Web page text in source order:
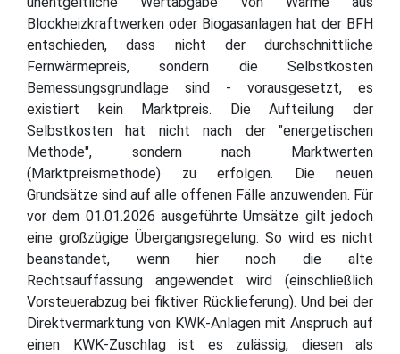
Blockheizkraftwerken oder Biogasanlagen hat der BFH
entschieden, dass nicht der durchschnittliche
Fernwärmepreis, sondern die Selbstkosten
Bemessungsgrundlage sind - vorausgesetzt, es
existiert kein Marktpreis. Die Aufteilung der
Selbstkosten hat nicht nach der "energetischen
Methode", sondern nach Marktwerten
(Marktpreismethode) zu erfolgen. Die neuen
Grundsätze sind auf alle offenen Fälle anzuwenden. Für
vor dem 01.01.2026 ausgeführte Umsätze gilt jedoch
eine großzügige Übergangsregelung: So wird es nicht
beanstandet, wenn hier noch die alte
Rechtsauffassung angewendet wird (einschließlich
Vorsteuerabzug bei fiktiver Rücklieferung). Und bei der
Direktvermarktung von KWK-Anlagen mit Anspruch auf
einen KWK-Zuschlag ist es zulässig, diesen als